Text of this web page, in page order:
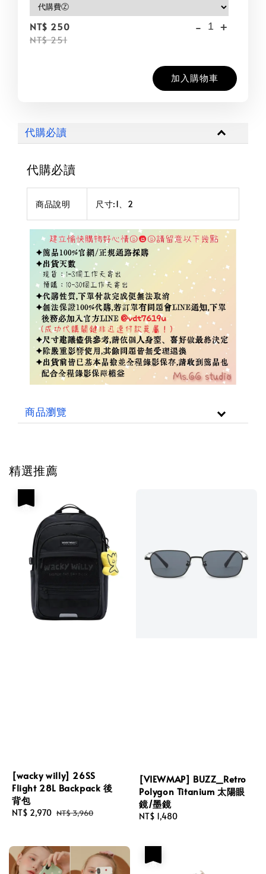
NT$ 250
NT$ 251
- +
加入購物車
代購必讀
代購必讀
商品說明 尺寸:1、2
商品瀏覽
精選推薦
[wacky willy] 26SS
Flight 28L Backpack 後
背包
Sale
NT$ 2,970 Regular
NT$ 3,960
[VIEWMAP] BUZZ_Retro
Polygon Titanium 太陽眼
鏡/墨鏡
Regular
NT$ 1,480